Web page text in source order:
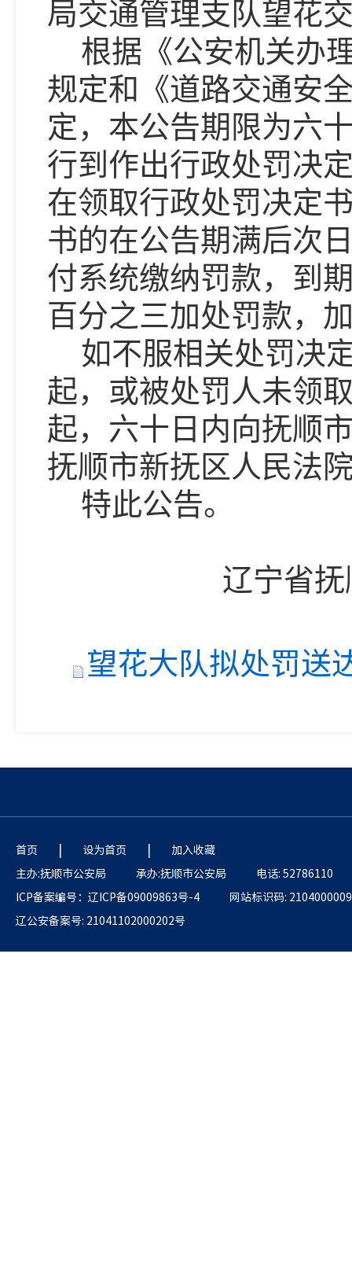
局交通管理支队望花
根据《公安机关办
规定和《道路交通安
定，本公告期限为六
行到作出行政处罚决
在领取行政处罚决定
书的在公告期满后次
付系统缴纳罚款，到
百分之三加处罚款，
如不服相关处罚决
起，或被处罚人未领
起，六十日内向抚顺
抚顺市新抚区人民法
特此公告。
辽宁省
望花大队拟处罚送
首页 | 设为首页 |
加入收藏
主办:抚顺市公安局
承办:抚顺市公安局
电话: 52786110
ICP备案编号：辽ICP备09009863号-4
网站标识码: 2104000009
辽公安备案号: 21041102000202号